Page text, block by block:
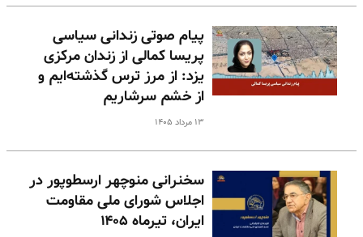
پیام صوتی زندانی سیاسی
پریسا کمالی از زندان مرکزی
یزد: از مرز ترس گذشته‌ایم و
از خشم سرشاریم
۱۳ مرداد ۱۴۰۵
سخنرانی منوچهر ارسطوپور در
اجلاس شورای ملی مقاومت
ایران، تیرماه ۱۴۰۵